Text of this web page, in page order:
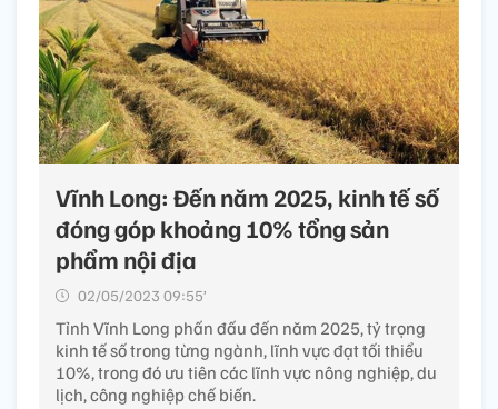
Vĩnh Long: Đến năm 2025, kinh tế số
đóng góp khoảng 10% tổng sản
phẩm nội địa
02/05/2023 09:55’
Tỉnh Vĩnh Long phấn đấu đến năm 2025, tỷ trọng
kinh tế số trong từng ngành, lĩnh vực đạt tối thiểu
10%, trong đó ưu tiên các lĩnh vực nông nghiệp, du
lịch, công nghiệp chế biến.